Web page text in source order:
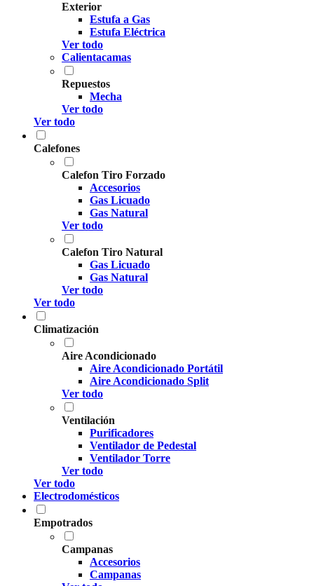
Exterior
Estufa a Gas
Estufa Eléctrica
Ver todo
Calientacamas
Repuestos
Mecha
Ver todo
Ver todo
Calefones
Calefon Tiro Forzado
Accesorios
Gas Licuado
Gas Natural
Ver todo
Calefon Tiro Natural
Gas Licuado
Gas Natural
Ver todo
Ver todo
Climatización
Aire Acondicionado
Aire Acondicionado Portátil
Aire Acondicionado Split
Ver todo
Ventilación
Purificadores
Ventilador de Pedestal
Ventilador Torre
Ver todo
Ver todo
Electrodomésticos
Empotrados
Campanas
Accesorios
Campanas